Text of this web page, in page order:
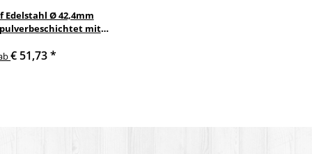
Edelstahl Ø 42,4mm
mit
€ 51,73*